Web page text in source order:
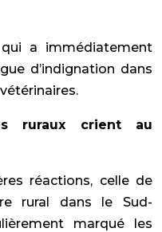
a immédiatement
d’indignation dans
ruraux crient au
réactions, celle de
rural dans le Sud-
marqué les